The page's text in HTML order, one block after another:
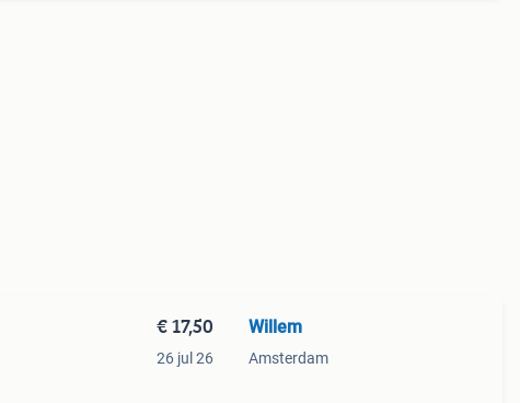
€ 17,50
26 jul 26
Willem
Amsterdam